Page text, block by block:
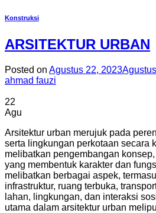
Konstruksi
ARSITEKTUR URBAN
Posted on Agustus 22, 2023
ahmad fauzi
22
Agu
Arsitektur urban merujuk pada
serta lingkungan perkotaan secara
melibatkan pengembangan
yang membentuk karakter dan
melibatkan berbagai aspek,
infrastruktur, ruang terbuka,
lahan, lingkungan, dan interaksi
utama dalam arsitektur urban